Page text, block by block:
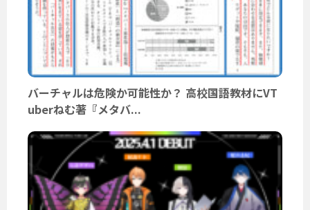
バーチャルは危険か可能性か？ 高校国語教材にVT
uberねむ著『メタバ...